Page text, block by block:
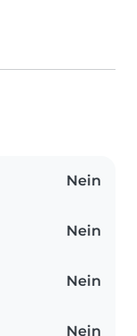
Nein
Nein
Nein
Nein